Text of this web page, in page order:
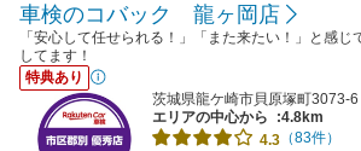
車検のコバック 龍ヶ岡店
「安心して任せられる！」「また来たい！」と感
してます！
特典あり
茨城県龍ケ崎市貝原塚町3073-6
エリアの中心から
:4.8km
4.3 （83件）